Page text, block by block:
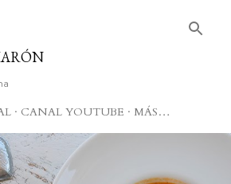
CANAL YOUTUBE MÁS…